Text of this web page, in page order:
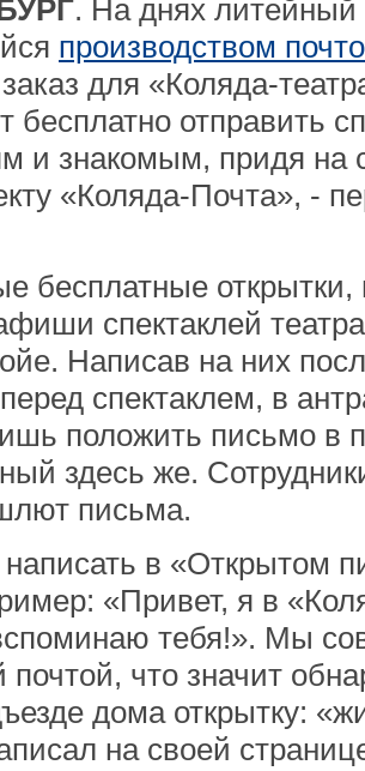
. На днях литейный
производством
для «Коляда-
бесплатно отправить
и знакомым, придя на
«Коляда-Почта», -
бесплатные
спектаклей
Написав на них
спектаклем, в
положить письмо в
здесь же.
письма.
в «Открытом
«Привет, я в
тебя!». Мы
почтой, что значит
дома открытку:
на своей